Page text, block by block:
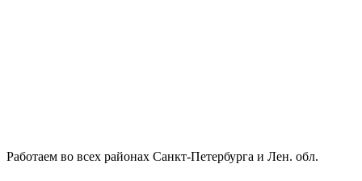
Работаем во всех районах Санкт-Петербурга и Лен. обл.